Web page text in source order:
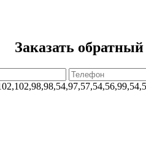
Заказать